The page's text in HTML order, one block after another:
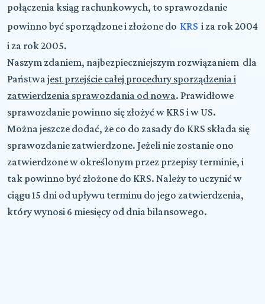
połączenia ksiąg rachunkowych, to sprawozdanie
powinno być sporządzone i złożone do KRS i za rok 2004
i za rok 2005.
Naszym zdaniem, najbezpieczniejszym rozwiązaniem dla
Państwa jest przejście całej procedury sporządzenia i
zatwierdzenia sprawozdania od nowa. Prawidłowe
sprawozdanie powinno się złożyć w KRS i w US.
Można jeszcze dodać, że co do zasady do KRS składa się
sprawozdanie zatwierdzone. Jeżeli nie zostanie ono
zatwierdzone w określonym przez przepisy terminie, i
tak powinno być złożone do KRS. Należy to uczynić w
ciągu 15 dni od upływu terminu do jego zatwierdzenia,
który wynosi 6 miesięcy od dnia bilansowego.